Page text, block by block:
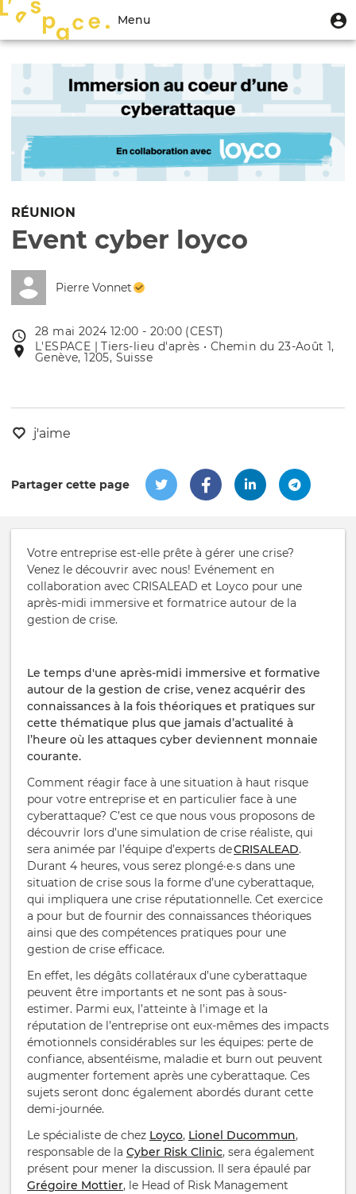
contenu
Menu
du
compte
de
l'utilisateur
Menu
Toggle
navigation
RÉUNION
Event cyber loyco
Pierre Vonnet
Date
de
l'évênement
28 mai 2024 12:00 - 20:00 (CEST)
Lieu
de
L'ESPACE | Tiers-lieu d'après • Chemin du 23-Août 1,
Genève, 1205, Suisse
j'aime
Partager cette page
Votre entreprise est-elle prête à gérer une crise?
Venez le découvrir avec nous! Evénement en
collaboration avec CRISALEAD et Loyco pour une
après-midi immersive et formatrice autour de la
gestion de crise.
Le temps d'une après-midi immersive et formative
autour de la gestion de crise, venez acquérir des
connaissances à la fois théoriques et pratiques sur
cette thématique plus que jamais d’actualité à
l’heure où les attaques cyber deviennent monnaie
courante.
Comment réagir face à une situation à haut risque
pour votre entreprise et en particulier face à une
cyberattaque? C’est ce que nous vous proposons de
découvrir lors d’une simulation de crise réaliste, qui
sera animée par l’équipe d’experts deCRISALEAD.
Durant 4 heures, vous serez plongé·e·s dans une
situation de crise sous la forme d’une cyberattaque,
qui impliquera une crise réputationnelle. Cet exercice
a pour but de fournir des connaissances théoriques
ainsi que des compétences pratiques pour une
gestion de crise efficace.
En effet, les dégâts collatéraux d’une cyberattaque
peuvent être importants et ne sont pas à sous-
estimer. Parmi eux, l’atteinte à l’image et la
réputation de l’entreprise ont eux-mêmes des impacts
émotionnels considérables sur les équipes: perte de
confiance, absentéisme, maladie et burn out peuvent
augmenter fortement après une cyberattaque. Ces
sujets seront donc également abordés durant cette
demi-journée.
Le spécialiste de chez Loyco, Lionel Ducommun,
responsable de la Cyber Risk Clinic, sera également
présent pour mener la discussion. Il sera épaulé par
Grégoire Mottier, le Head of Risk Management